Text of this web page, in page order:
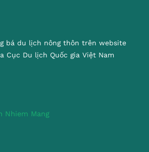
bá du lịch nông thôn trên website
Cục Du lịch Quốc gia Việt Nam